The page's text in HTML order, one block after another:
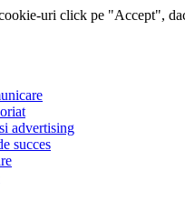
uri click pe "Accept",
advertising
succes